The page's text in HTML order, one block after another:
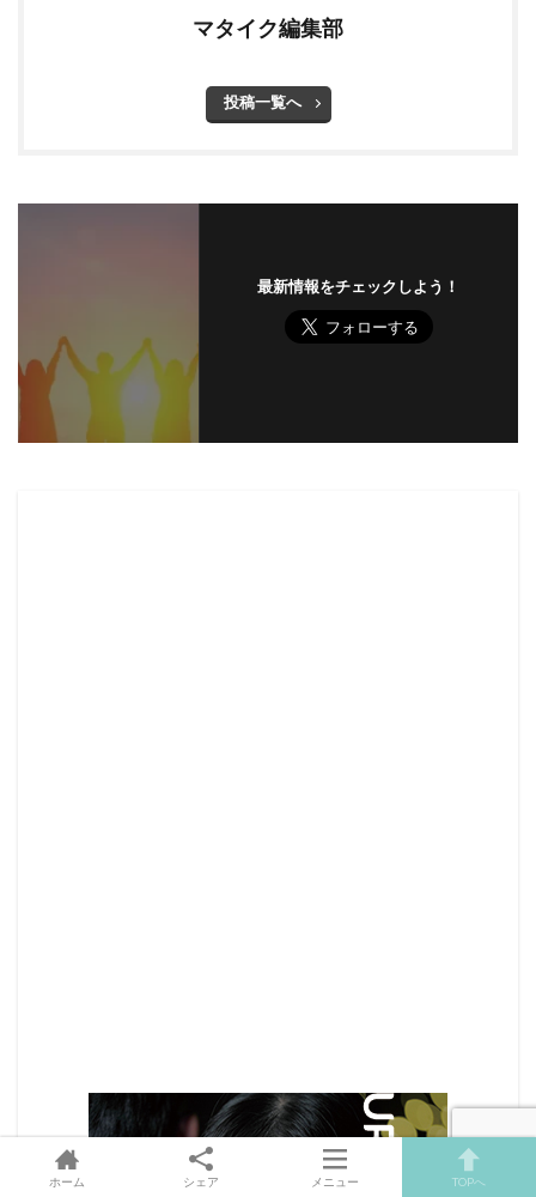
マタイク編集部
投稿一覧へ
最新情報をチェックしよう！
ホーム シェア メニュー TOPへ